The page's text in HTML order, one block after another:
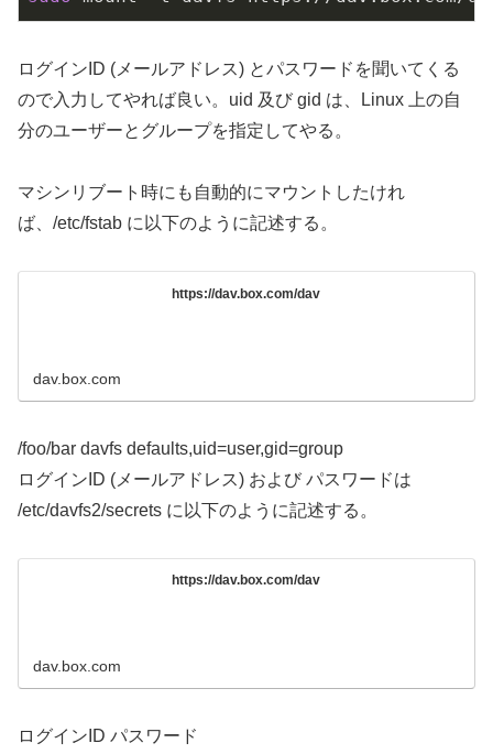
ログインID (メールアドレス) とパスワードを聞いてくる
ので入力してやれば良い。uid 及び gid は、Linux 上の自
分のユーザーとグループを指定してやる。
マシンリブート時にも自動的にマウントしたけれ
ば、/etc/fstab に以下のように記述する。
https://dav.box.com/dav
dav.box.com
/foo/bar davfs defaults,uid=user,gid=group
ログインID (メールアドレス) および パスワードは
/etc/davfs2/secrets に以下のように記述する。
https://dav.box.com/dav
dav.box.com
ログインID パスワード